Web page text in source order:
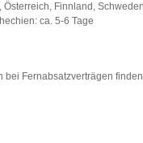
Finnland,
ca. 5-6 Tage
Fernabsatzverträgen